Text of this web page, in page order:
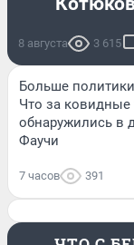
8 августа 3 615
Больше
Что за ковидные
обнаружились в
Фаучи
7 часов 391